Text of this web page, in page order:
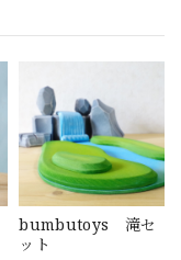
bumbutoys 滝セ
ット